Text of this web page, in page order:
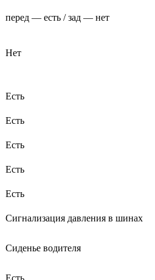
перед — есть / зад — нет
Нет
Есть
Есть
Есть
Есть
Есть
Сигнализация давления в шинах
Сиденье водителя
Есть